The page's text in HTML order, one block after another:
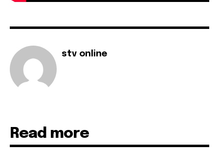
stv online
Read more